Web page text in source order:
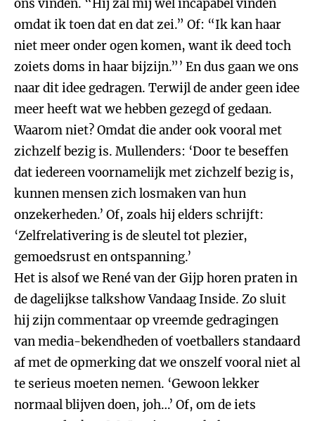
ons vinden. “Hij zal mij wel incapabel vinden
omdat ik toen dat en dat zei.” Of: “Ik kan haar
niet meer onder ogen komen, want ik deed toch
zoiets doms in haar bijzijn.”’ En dus gaan we ons
naar dit idee gedragen. Terwijl de ander geen idee
meer heeft wat we hebben gezegd of gedaan.
Waarom niet? Omdat die ander ook vooral met
zichzelf bezig is. Mullenders: ‘Door te beseffen
dat iedereen voornamelijk met zichzelf bezig is,
kunnen mensen zich losmaken van hun
onzekerheden.’ Of, zoals hij elders schrijft:
‘Zelfrelativering is de sleutel tot plezier,
gemoedsrust en ontspanning.’
Het is alsof we René van der Gijp horen praten in
de dagelijkse talkshow Vandaag Inside. Zo sluit
hij zijn commentaar op vreemde gedragingen
van media-bekendheden of voetballers standaard
af met de opmerking dat we onszelf vooral niet al
te serieus moeten nemen. ‘Gewoon lekker
normaal blijven doen, joh…’ Of, om de iets